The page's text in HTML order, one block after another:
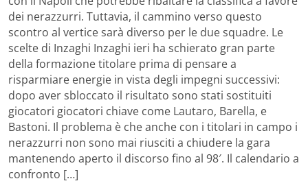
dei nerazzurri. Tuttavia, il cammino verso questo
scontro al vertice sarà diverso per le due squadre. Le
scelte di Inzaghi Inzaghi ieri ha schierato gran parte
della formazione titolare prima di pensare a
risparmiare energie in vista degli impegni successivi:
dopo aver sbloccato il risultato sono stati sostituiti
giocatori giocatori chiave come Lautaro, Barella, e
Bastoni. Il problema è che anche con i titolari in campo i
nerazzurri non sono mai riusciti a chiudere la gara
mantenendo aperto il discorso fino al 98′. Il calendario a
confronto […]